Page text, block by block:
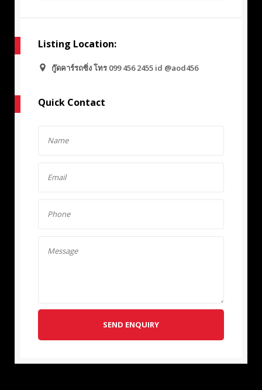
Listing Location:
กู๊ดคาร์รถซิ่ง โทร 099 456 2455 id @aod456
Quick Contact
SEND ENQUIRY